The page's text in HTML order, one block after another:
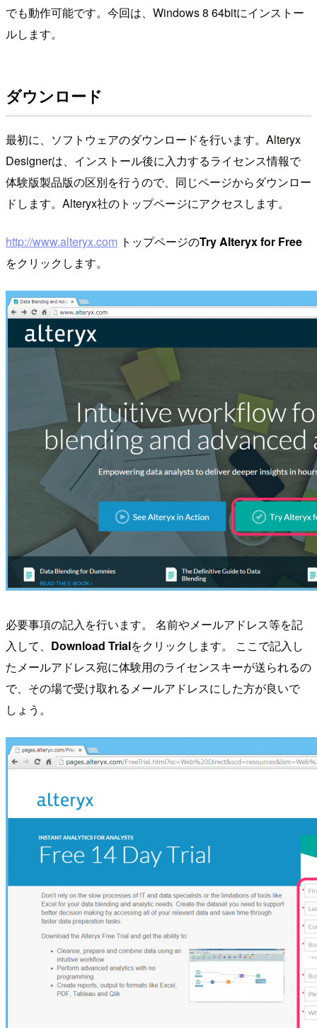
でも動作可能です。今回は、Windows 8 64bitにインストー
ルします。
ダウンロード
最初に、ソフトウェアのダウンロードを行います。Alteryx
Designerは、インストール後に入力するライセンス情報で
体験版製品版の区別を行うので、同じページからダウンロー
ドします。Alteryx社のトップページにアクセスします。
http://www.alteryx.com トップページのTry Alteryx for Free
をクリックします。
必要事項の記入を行います。 名前やメールアドレス等を記
入して、 Download Trialをクリックします。 ここで記入し
たメールアドレス宛に体験用のライセンスキーが送られるの
で、その場で受け取れるメールアドレスにした方が良いで
しょう。